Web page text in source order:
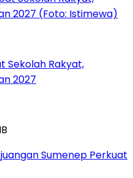
Sekolah Rakyat,
2027
Sumenep Perkuat